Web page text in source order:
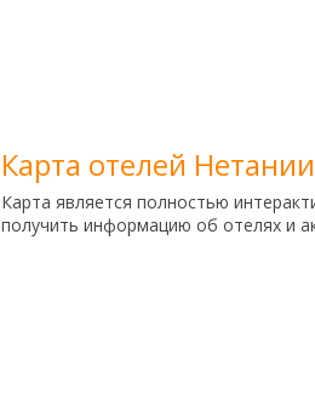
Карта отелей Нетании
Карта является полностью
получить информацию об отелях и